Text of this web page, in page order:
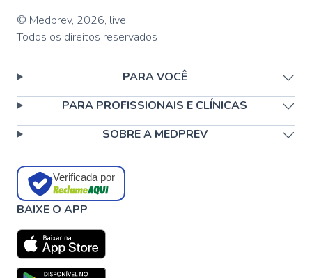
© Medprev, 2026, live
Todos os direitos reservados
PARA VOCÊ
PARA PROFISSIONAIS E CLÍNICAS
SOBRE A MEDPREV
Verificada por
BAIXE O APP